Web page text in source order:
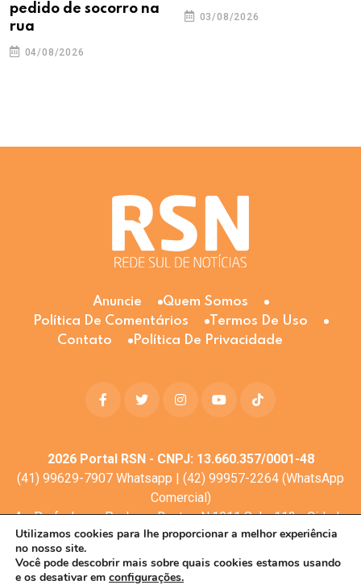
pedido de socorro na
rua
04/08/2026
03/08/2026
Anuncie
Quem Somos
Política De Comentários
Termos De Uso
Contato
Política De Privacidade
2026Portal RSN - CNPJ: 13.660.357/0001-48
(41) 99629-7907 Whatsapp | (42) 99957-2264 (WhatsApp
Comercial)
Av. Profa. Laura Pacheco Bastos N:1011 Sala: 112 - Cidade
dos Lagos, Guarapuava - PR, 85053-525
© Todos os direitos reservados
Utilizamos cookies para lhe proporcionar a melhor experiência
no nosso site.
Você pode descobrir mais sobre quais cookies estamos usando
e os desativar em configurações.